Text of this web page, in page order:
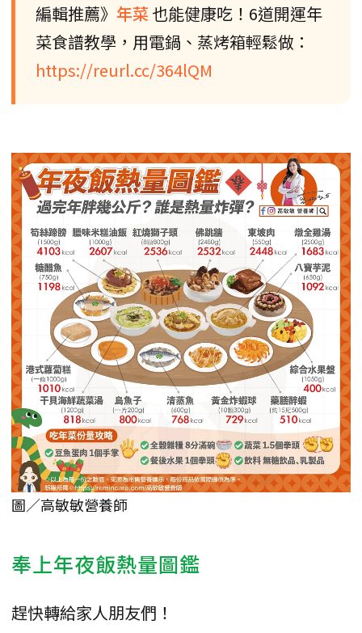
編輯推薦》 年菜 也能健康吃！6道開運年
菜食譜教學，用電鍋、蒸烤箱輕鬆做：
https://reurl.cc/364lQM
圖／高敏敏營養師
奉上年夜飯熱量圖鑑
趕快轉給家人朋友們！